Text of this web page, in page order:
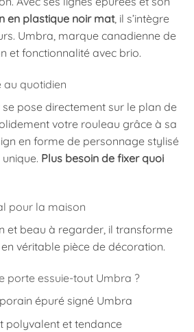
en plastique noir mat, il s’intègre
Umbra, marque canadienne de
et fonctionnalité avec brio.
au quotidien
pose directement sur le plan de
votre rouleau grâce à sa
en forme de personnage stylisé
Plus besoin de fixer quoi
pour la maison
et beau à regarder, il transforme
véritable pièce de décoration.
porte essuie-tout Umbra ?
épuré signé Umbra
polyvalent et tendance